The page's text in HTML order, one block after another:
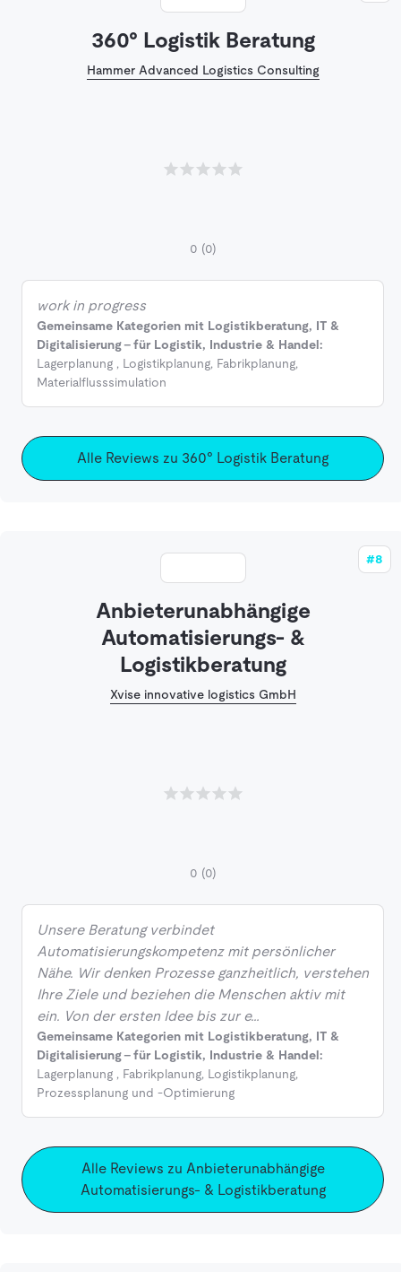
360° Logistik Beratung
Hammer Advanced Logistics Consulting
0 (0)
work in progress
Gemeinsame Kategorien mit Logistikberatung, IT &
Digitalisierung - für Logistik, Industrie & Handel:
Lagerplanung , Logistikplanung, Fabrikplanung,
Materialflusssimulation
Alle Reviews zu 360° Logistik Beratung
#8
Anbieterunabhängige
Automatisierungs- &
Logistikberatung
Xvise innovative logistics GmbH
0 (0)
Unsere Beratung verbindet
Automatisierungskompetenz mit persönlicher
Nähe. Wir denken Prozesse ganzheitlich, verstehen
Ihre Ziele und beziehen die Menschen aktiv mit
ein. Von der ersten Idee bis zur e…
Gemeinsame Kategorien mit Logistikberatung, IT &
Digitalisierung - für Logistik, Industrie & Handel:
Lagerplanung , Fabrikplanung, Logistikplanung,
Prozessplanung und -Optimierung
Alle Reviews zu Anbieterunabhängige
Automatisierungs- & Logistikberatung